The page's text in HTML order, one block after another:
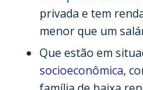
privada e tem
menor que um
Que estão em
socioeconômica,